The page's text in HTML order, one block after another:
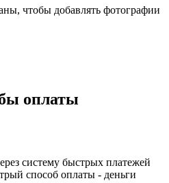
чтобы добавлять фотографии
оплаты
систему быстрых платежей
способ оплаты - деньги